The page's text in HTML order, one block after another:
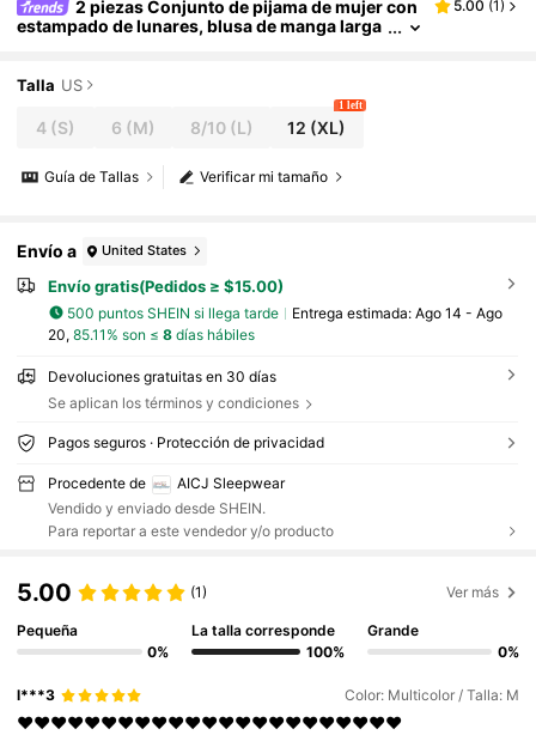
2 piezas Conjunto de pijama de mujer con
estampado de lunares, blusa de manga larga
vera, verano, otoño, invierno, Día de San Valentín,
5.00 (1)
Talla US
4 (S) 6 (M) 8/10(L) 12 (XL)
1 left
Verificar mi tamaño
Guía de Tallas
Envío a United States
Envío gratis(Pedidos ≥ $15.00)
500 puntos SHEIN si llega tarde Entrega estimada: Ago 14 - Ago
20, 85.11% son ≤ 8días hábiles
Devoluciones gratuitas en 30 días
Se aplican los términos y condiciones
Pagos seguros · Protección de privacidad
Procedente de
AICJ Sleepwear
Vendido y enviado desde SHEIN.
Para reportar a este vendedor y/o producto
5.00 (1) Ver más
Pequeña
0%
La talla corresponde
100%
Grande
0%
l***3 Color: Multicolor / Talla: M
❤️❤️❤️❤️❤️❤️❤️❤️❤️❤️❤️❤️❤️❤️❤️❤️❤️❤️❤️❤️❤️❤️❤️